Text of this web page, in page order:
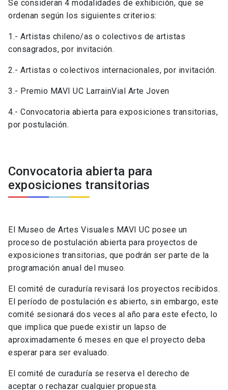
Se consideran 4 modalidades de exhibición, que se
ordenan según los siguientes criterios:
1.- Artistas chileno/as o colectivos de artistas
consagrados, por invitación.
2.- Artistas o colectivos internacionales, por invitación.
3.- Premio MAVI UC LarrainVial Arte Joven
4.- Convocatoria abierta para exposiciones transitorias,
por postulación.
Convocatoria abierta para
exposiciones transitorias
El Museo de Artes Visuales MAVI UC posee un
proceso de postulación abierta para proyectos de
exposiciones transitorias, que podrán ser parte de la
programación anual del museo.
El comité de curaduría revisará los proyectos recibidos.
El período de postulación es abierto, sin embargo, este
comité sesionará dos veces al año para este efecto, lo
que implica que puede existir un lapso de
aproximadamente 6 meses en que el proyecto deba
esperar para ser evaluado.
El comité de curaduría se reserva el derecho de
aceptar o rechazar cualquier propuesta.